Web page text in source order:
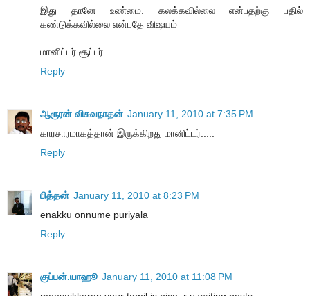
இது தானே உண்மை. கலக்கவில்லை என்பதற்கு பதில்
கண்டுக்கவில்லை என்பதே விஷயம்
மானிட்டர் சூப்பர் ..
Reply
ஆரூரன் விசுவநாதன் January 11, 2010 at 7:35 PM
காரசாரமாகத்தான் இருக்கிறது மானிட்டர்.....
Reply
பித்தன் January 11, 2010 at 8:23 PM
enakku onnume puriyala
Reply
குப்பன்.யாஹூ January 11, 2010 at 11:08 PM